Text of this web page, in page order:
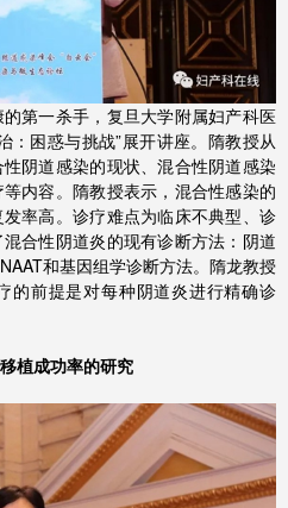
第一杀手，复旦大学附属妇产科医
：困惑与挑战”展开讲座。隋教授从
阴道感染的现状、混合性阴道感染
内容。隋教授表示，混合性感染的
率高。诊疗难点为临床不典型、诊
合性阴道炎的现有诊断方法：阴道
和基因组学诊断方法。隋龙教授
的前提是对每种阴道炎进行精确诊
植成功率的研究